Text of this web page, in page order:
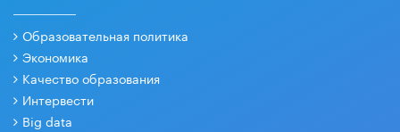
Образовательная политика
Экономика
Качество образования
Интервести
Big data